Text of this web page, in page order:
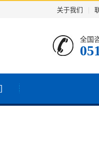
关于我们
全国